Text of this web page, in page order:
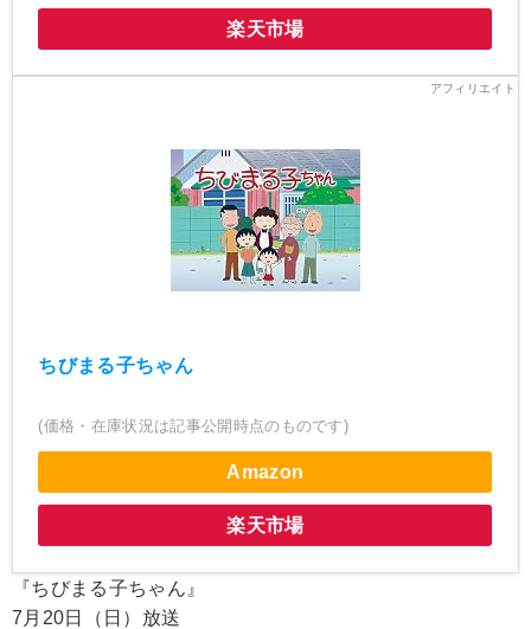
楽天市場
ちびまる子ちゃん
(価格・在庫状況は記事公開時点のものです)
Amazon
楽天市場
『ちびまる子ちゃん』
7月20日（日）放送